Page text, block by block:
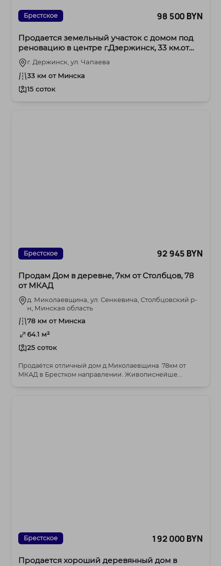
Брестское 98 500 BYN
Продается земельный участок с домом под
реновацию в центре г.Дзержинск, 33 км.от
МКАД
г. Держинск, ул. Чапаева
33 км от Минска
15 соток
Брестское 92 945 BYN
Продам Дом в деревне, 7км от Столбцов, 78
от МКАД
д. Миколаевщина, ул. Сенкевича, Столбцовский р-
н, Минская область
78 км от Минска
64.1 м²
25 соток
Продаётся отличный дом д.Миколаевщина 78км от
МКАД в Брестком направлении. Живописнейше...
Брестское 192 000 BYN
Продается хороший деревянный дом в